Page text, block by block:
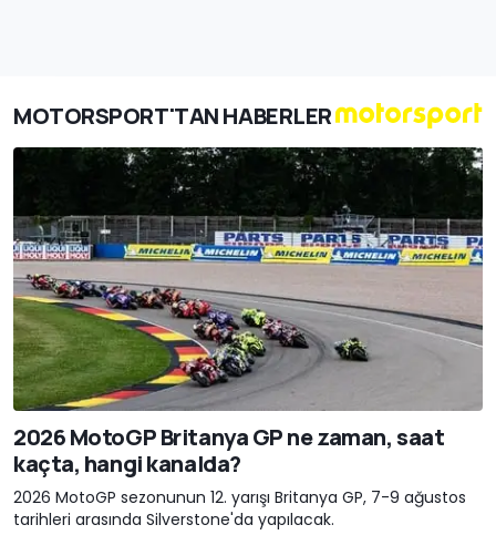
MOTORSPORT'TAN HABERLER
2026 MotoGP Britanya GP ne zaman, saat
kaçta, hangi kanalda?
2026 MotoGP sezonunun 12. yarışı Britanya GP, 7-9 ağustos
tarihleri arasında Silverstone'da yapılacak.